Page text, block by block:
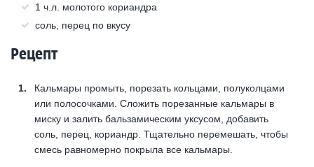
1 ч.л. молотого кориандра
соль, перец по вкусу
Рецепт
Кальмары промыть, порезать кольцами, полуколцами
или полосочками. Сложить порезанные кальмары в
миску и залить бальзамическим уксусом, добавить
соль, перец, кориандр. Тщательно перемешать, чтобы
смесь равномерно покрыла все кальмары.